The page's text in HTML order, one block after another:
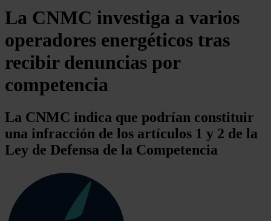
La CNMC investiga a varios
operadores energéticos tras
recibir denuncias por
competencia
La CNMC indica que podrían constituir
una infracción de los artículos 1 y 2 de la
Ley de Defensa de la Competencia